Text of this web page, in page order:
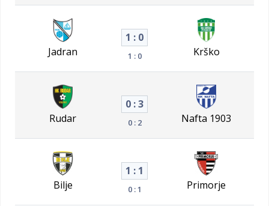
Jadran
1 : 0
1 : 0 Krško
Rudar
0 : 3
0 : 2 Nafta 1903
Bilje
1 : 1
0 : 1 Primorje